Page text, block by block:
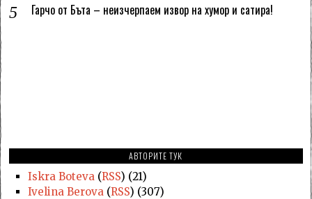
Гарчо от Бъта – неизчерпаем извор на хумор и сатира!
АВТОРИТЕ ТУК
Iskra Boteva(RSS) (21)
Ivelina Berova(RSS) (307)